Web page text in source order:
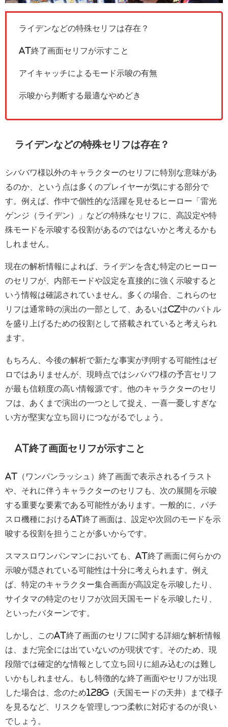
ライデンなどの特殊セリフは存在？
AT終了画面セリフが示すこと
アイキャッチによるモード示唆の有無
示唆から判断する最適なやめどき
ライデンなどの特殊セリフは存在？
シババワ様以外のキャラクターのセリフに特別な意味があ
るのか、という点は多くのプレイヤーが気にする部分で
す。例えば、作中で個性的な活躍を見せるヒーロー「雷光
ゲンジ（ライデン）」などの特殊なセリフに、高設定や特
殊モードを示唆する役割があるのではないかと考えるかも
しれません。
現在の解析情報によれば、ライデンを含む特定のヒーロー
のセリフが、内部モードや設定を直接的に強く示唆すると
いう情報は確認されていません。多くの場合、これらのセ
リフは通常時の演出の一部として、あるいはCZ中のバトル
を盛り上げるための役割として搭載されていると考えられ
ます。
もちろん、今後の解析で新たな事実が判明する可能性はゼ
ロではありませんが、現時点ではシババワ様の予言セリフ
が最も信頼度の高い情報源です。他のキャラクターのセリ
フは、あくまで演出の一つとして捉え、一喜一憂しすぎな
い方が堅実な立ち回りにつながるでしょう。
AT終了画面セリフが示すこと
AT（ワンパンラッシュ）終了画面で表示されるイラスト
や、それに伴うキャラクターのセリフも、次の展開を示唆
する重要な要素である可能性があります。一般的に、パチ
スロ機種におけるAT終了画面は、設定や次回のモードを示
唆する役割を担うことが多いからです。
スマスロワンパンマンにおいても、AT終了画面に何らかの
示唆が隠されている可能性は十分に考えられます。例え
ば、特定のキャラクター集合画面が高設定を示唆したり、
サイタマの特定のセリフが次回天国モードを示唆したり、
といったパターンです。
しかし、このAT終了画面のセリフに関する詳細な解析情報
は、まだ完全には出ていないのが現状です。そのため、現
段階では確定的な情報として立ち回りに組み込むのは難し
いかもしれません。もし特徴的な終了画面やセリフが出現
した場合は、念のため128G（天国モードの天井）まで様子
を見るなど、リスクを管理しつつ柔軟に対応するのが良い
でしょう。